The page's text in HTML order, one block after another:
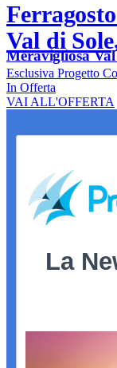
Val di
Meravigliosa
Esclusiva Progetto
In Offerta
VAI ALL'OFFERTA
La